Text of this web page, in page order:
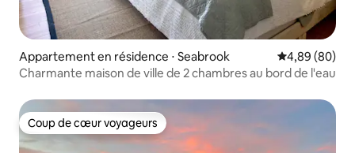
Appartement en résidence ⋅ Seabrook Évaluation
4,89 (80)
Charmante maison de ville de 2 chambres au bord de l'eau
Coup de cœur voyageurs
Coup de cœur voyageurs